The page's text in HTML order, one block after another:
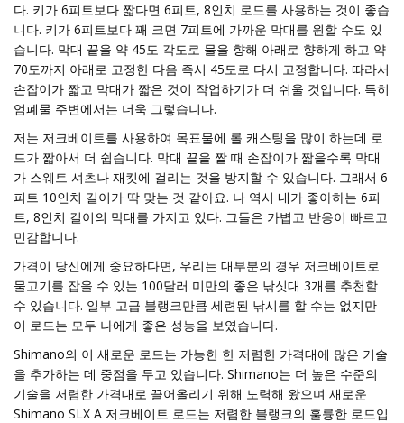
다. 키가 6피트보다 짧다면 6피트, 8인치 로드를 사용하는 것이 좋습
니다. 키가 6피트보다 꽤 크면 7피트에 가까운 막대를 원할 수도 있
습니다. 막대 끝을 약 45도 각도로 물을 향해 아래로 향하게 하고 약
70도까지 아래로 고정한 다음 즉시 45도로 다시 고정합니다. 따라서
손잡이가 짧고 막대가 짧은 것이 작업하기가 더 쉬울 것입니다. 특히
엄폐물 주변에서는 더욱 그렇습니다.
저는 저크베이트를 사용하여 목표물에 롤 캐스팅을 많이 하는데 로
드가 짧아서 더 쉽습니다. 막대 끝을 짤 때 손잡이가 짧을수록 막대
가 스웨트 셔츠나 재킷에 걸리는 것을 방지할 수 있습니다. 그래서 6
피트 10인치 길이가 딱 맞는 것 같아요. 나 역시 내가 좋아하는 6피
트, 8인치 길이의 막대를 가지고 있다. 그들은 가볍고 반응이 빠르고
민감합니다.
가격이 당신에게 중요하다면, 우리는 대부분의 경우 저크베이트로
물고기를 잡을 수 있는 100달러 미만의 좋은 낚싯대 3개를 추천할
수 있습니다. 일부 고급 블랭크만큼 세련된 낚시를 할 수는 없지만
이 로드는 모두 나에게 좋은 성능을 보였습니다.
Shimano의 이 새로운 로드는 가능한 한 저렴한 가격대에 많은 기술
을 추가하는 데 중점을 두고 있습니다. Shimano는 더 높은 수준의
기술을 저렴한 가격대로 끌어올리기 위해 노력해 왔으며 새로운
Shimano SLX A 저크베이트 로드는 저렴한 블랭크의 훌륭한 로드입